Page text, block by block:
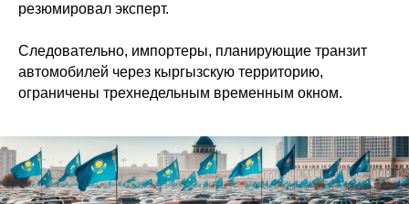
резюмировал эксперт.
Следовательно, импортеры, планирующие транзит
автомобилей через кыргызскую территорию,
ограничены трехнедельным временным окном.